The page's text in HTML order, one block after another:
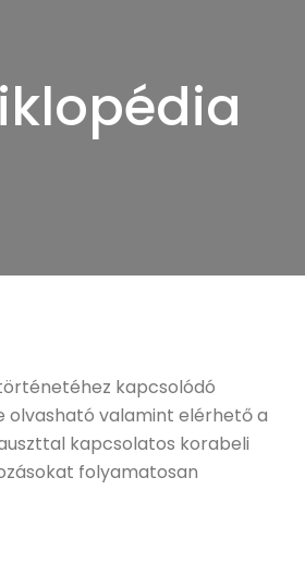
kapcsolódó
olvasható valamint elérhető a
kapcsolatos korabeli
folyamatosan